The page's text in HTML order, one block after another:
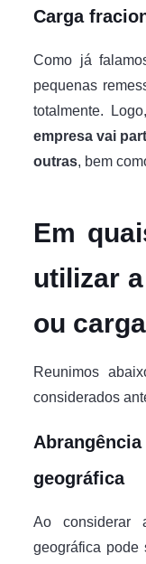
Carga
Como já
pequenas
totalmente.
empresa vai
outras, bem
Em
utilizar
ou
Reunimos
considerados
geográfica
Ao considerar
geográfica pode